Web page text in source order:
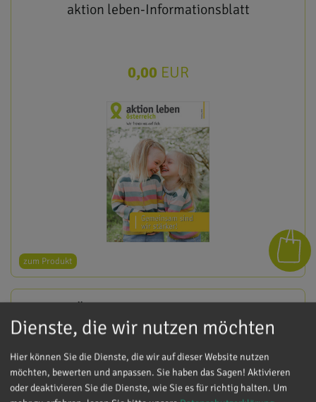
aktion leben-Informationsblatt
0,00 EUR
zum Produkt
Über Generationen wirksam
0,00EUR
Dienste, die wir nutzen möchten
Hier können Sie die Dienste, die wir auf dieser Website nutzen
möchten, bewerten und anpassen. Sie haben das Sagen! Aktivieren
oder deaktivieren Sie die Dienste, wie Sie es für richtig halten. Um